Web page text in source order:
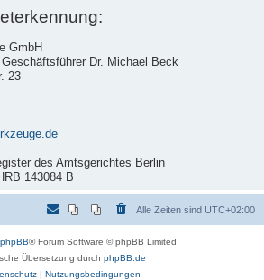
GmbH
Dr. Michael Beck
23
des Amtsgerichtes Berlin
143084 B
Alle Zeiten sind UTC+02:00
phpBB® Forum Software © phpBB Limited
Übersetzung durch phpBB.de
| Nutzungsbedingungen